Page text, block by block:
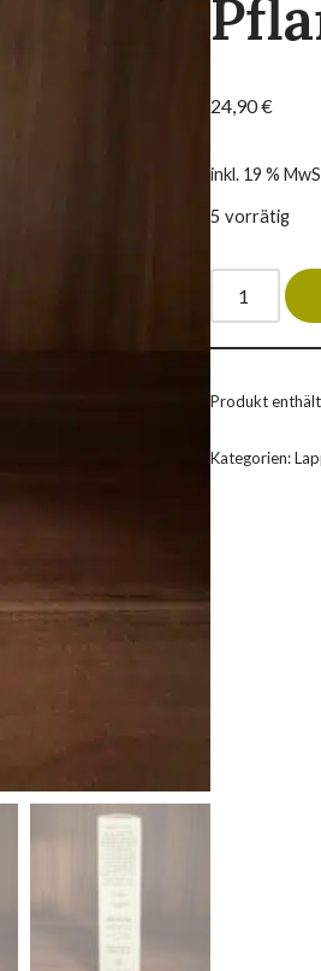
24,90€
inkl. 19 %
5 vorrätig
Produkt
Kategorien: